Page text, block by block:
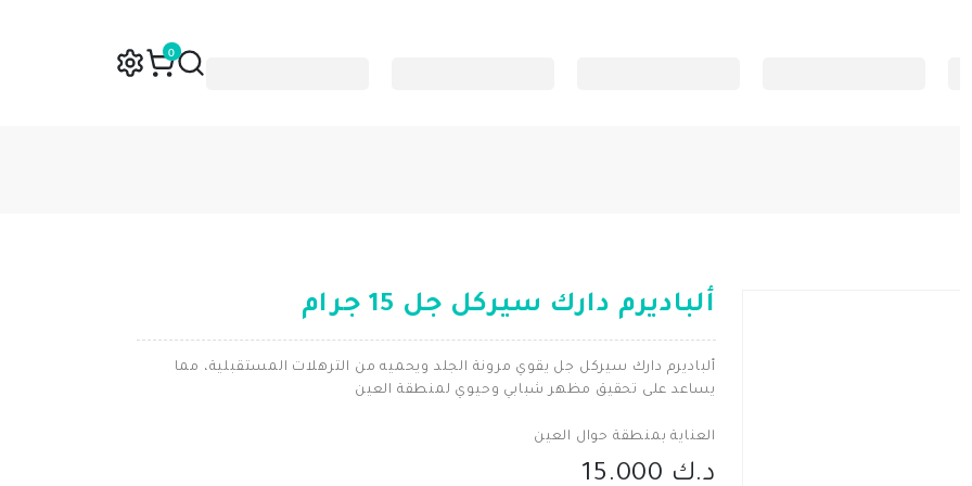
0
ألباديرم دارك سيركل جل 15 جرام
ألباديرم دارك سيركل جل يقوي مرونة الجلد ويحميه من الترهلات المستقبلية، مما
يساعد على تحقيق مظهر شبابي وحيوي لمنطقة العين
العناية بمنطقة حوال العين
د.ك 15.000